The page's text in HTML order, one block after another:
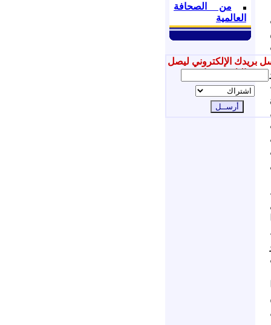
من الصحافة
العالمية
بريدك الإلكتروني ليصل
إليك جديدنا